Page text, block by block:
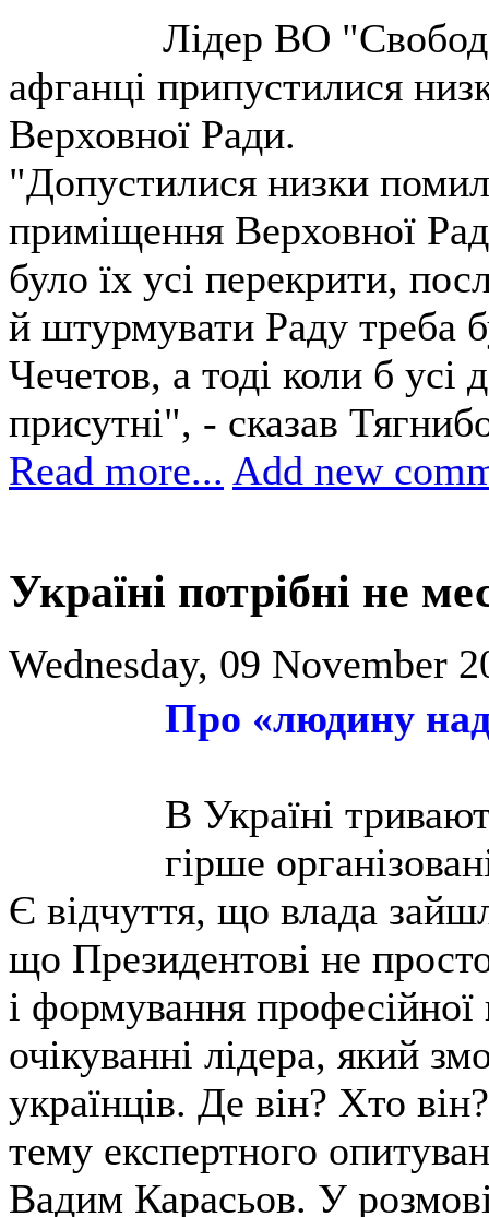
Лідер ВО
афганці припустилися
Верховної Ради.
"Допустилися низки
приміщення Верховної
було їх усі перекрити,
й штурмувати Раду треба
Чечетов, а тоді коли б усі
присутні", - сказав
Read more... Add new
Україні потрібні не
Wednesday, 09 November
Про «людину
В Україні
гірше
Є відчуття, що влада
що Президентові не
і формування
очікуванні лідера, який
українців. Де він? Хто
тему експертного
Вадим Карасьов. У